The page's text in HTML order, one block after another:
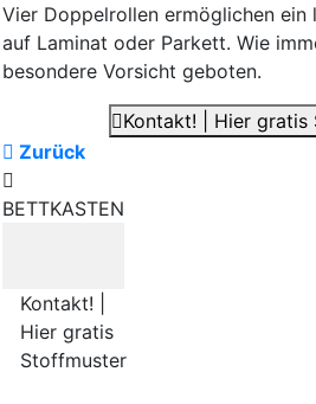
Vier Doppelrollen ermöglichen ein
auf Laminat oder Parkett. Wie
besondere Vorsicht geboten.
Kontakt! | Hier gratis
Zurück
BETTKASTEN
Kontakt! |
Hier gratis
Stoffmuster